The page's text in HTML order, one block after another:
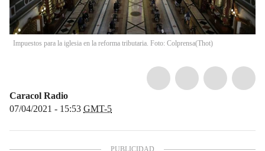
Impuestos para la iglesia en la reforma tributaria. Foto: Colprensa(Thot)
Caracol Radio
07/04/2021 - 15:53 GMT-5